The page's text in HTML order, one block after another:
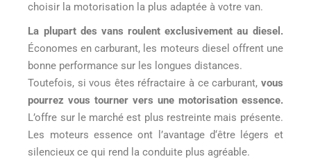
choisir la motorisation la plus adaptée à votre van.
La plupart des vans roulent exclusivement au diesel.
Économes en carburant, les moteurs diesel offrent une
bonne performance sur les longues distances.
Toutefois, si vous êtes réfractaire à ce carburant, vous
pourrez vous tourner vers une motorisation essence.
L’offre sur le marché est plus restreinte mais présente.
Les moteurs essence ont l’avantage d‘être légers et
silencieux ce qui rend la conduite plus agréable.